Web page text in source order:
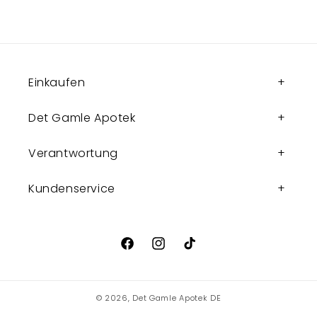
Einkaufen
Det Gamle Apotek
Verantwortung
Kundenservice
FacebookInstagram
TikTok
© 2026, Det Gamle Apotek DE